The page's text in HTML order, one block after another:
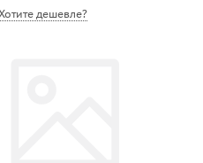
Хотите дешевле?